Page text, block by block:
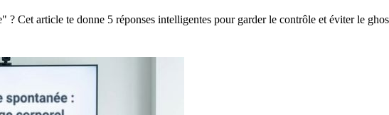
? Cet article te donne 5 réponses intelligentes pour garder le contrôle et éviter le